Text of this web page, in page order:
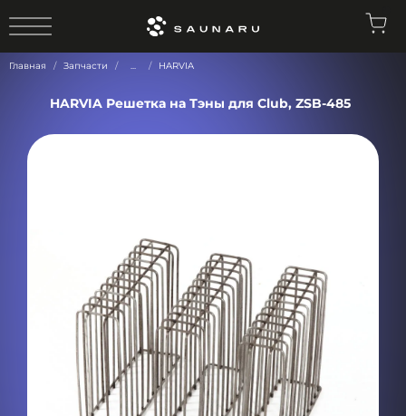
Главная Запчасти ... HARVIA
HARVIA Решетка на Тэны для Club, ZSB-485